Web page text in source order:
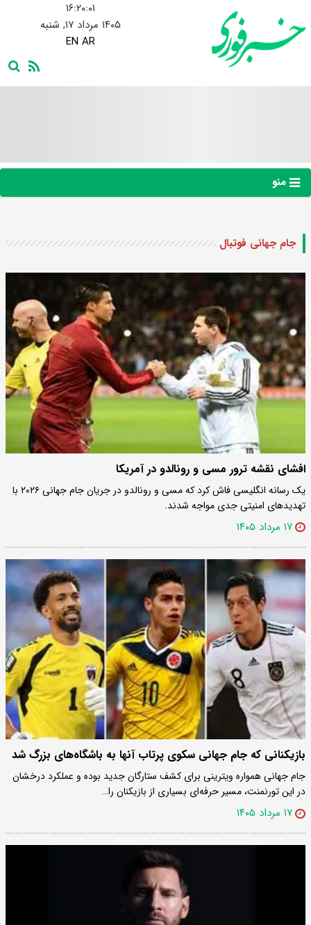
۱۶:۲۰:۰۲
۱۴۰۵ مرداد ۱۷, شنبه
EN AR
منو
جام جهانی فوتبال
افشای نقشه ترور مسی و رونالدو در آمریکا
یک رسانه انگلیسی فاش کرد که مسی و رونالدو در جریان جام جهانی ۲۰۲۶ با
تهدیدهای امنیتی جدی مواجه شدند.
۱۷ مرداد ۱۴۰۵
بازیکنانی که جام جهانی سکوی پرتاب آنها به باشگاه‌های بزرگ شد
جام جهانی همواره ویترینی برای کشف ستارگان جدید بوده و عملکرد درخشان
در این تورنمنت، مسیر حرفه‌ای بسیاری از بازیکنان را…
۱۷ مرداد ۱۴۰۵